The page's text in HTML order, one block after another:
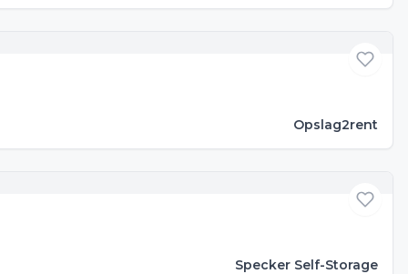
Opslag2rent
Specker Self-Storage